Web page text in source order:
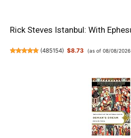
Rick Steves Istanbul: With
(485154) $8.73 (as of 08/08/